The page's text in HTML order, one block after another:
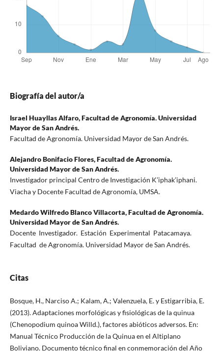
Biografía del autor/a
Israel Huayllas Alfaro,Facultad de Agronomía. Universidad
Mayor de San Andrés.
Facultad de Agronomía. Universidad Mayor de San Andrés.
Alejandro Bonifacio Flores,Facultad de Agronomía.
Universidad Mayor de San Andrés.
Investigador principal Centro de Investigación K’iphak’iphani.
Viacha y Docente Facultad de Agronomía, UMSA.
Medardo Wilfredo Blanco Villacorta,Facultad de Agronomía.
Universidad Mayor de San Andrés.
Docente Investigador. Estación Experimental Patacamaya.
Facultad de Agronomía. Universidad Mayor de San Andrés.
Citas
Bosque, H., Narciso A.; Kalam, A.; Valenzuela, E. y Estigarribia, E.
(2013). Adaptaciones morfológicas y fisiológicas de la quinua
(Chenopodium quinoa Willd.), factores abióticos adversos. En:
Manual Técnico Producción de la Quinua en el Altiplano
Boliviano. Documento técnico final en conmemoración del Año